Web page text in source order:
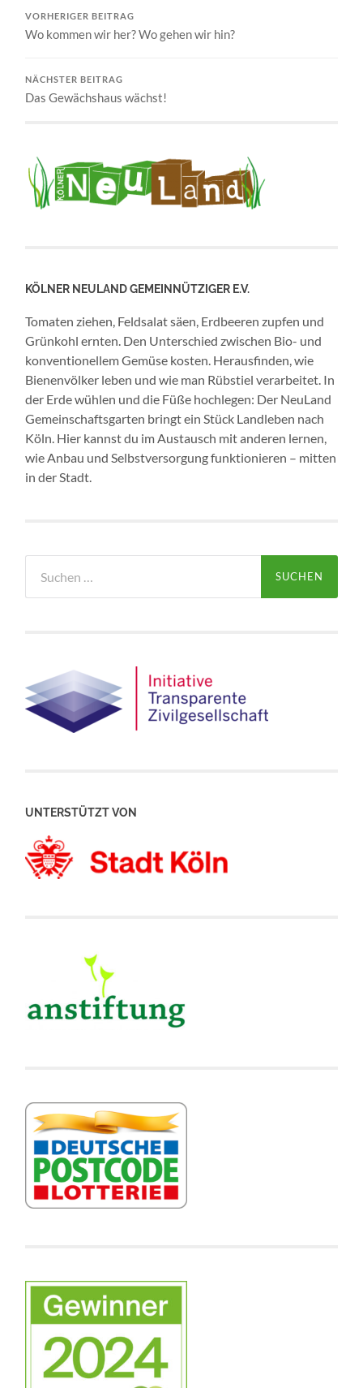
VORHERIGER BEITRAG
Wo kommen wir her? Wo gehen wir hin?
NÄCHSTER BEITRAG
Das Gewächshaus wächst!
KÖLNER NEULAND GEMEINNÜTZIGER E.V.
Tomaten ziehen, Feldsalat säen, Erdbeeren zupfen und
Grünkohl ernten. Den Unterschied zwischen Bio- und
konventionellem Gemüse kosten. Herausfinden, wie
Bienenvölker leben und wie man Rübstiel verarbeitet. In
der Erde wühlen und die Füße hochlegen: Der NeuLand
Gemeinschaftsgarten bringt ein Stück Landleben nach
Köln. Hier kannst du im Austausch mit anderen lernen,
wie Anbau und Selbstversorgung funktionieren – mitten
in der Stadt.
nach:
UNTERSTÜTZT VON